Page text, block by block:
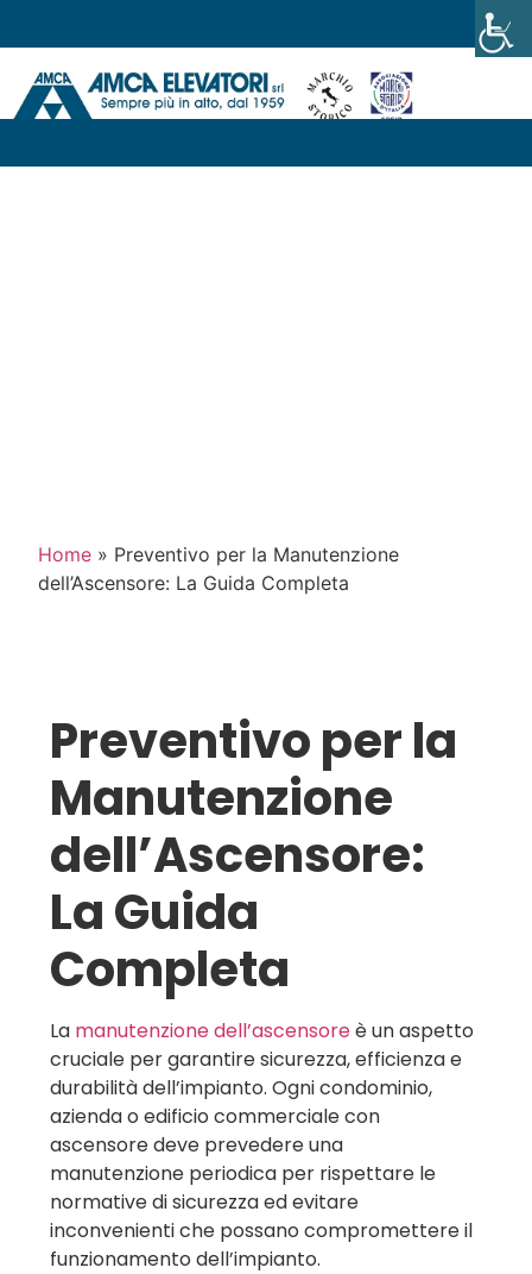
Home » Preventivo per la Manutenzione
dell’Ascensore: La Guida Completa
Preventivo per la
Manutenzione
dell’Ascensore:
La Guida
Completa
La manutenzione dell’ascensoreè un aspetto
cruciale per garantire sicurezza, efficienza e
durabilità dell’impianto. Ogni condominio,
azienda o edificio commerciale con
ascensore deve prevedere una
manutenzione periodica per rispettare le
normative di sicurezza ed evitare
inconvenienti che possano compromettere il
funzionamento dell’impianto.